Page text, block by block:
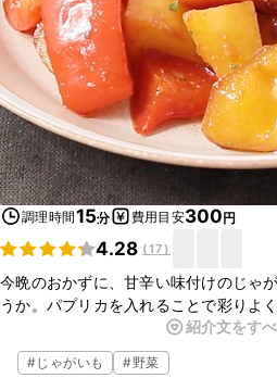
調理時間15分 費用目安300円
4.28 (17)
今晩のおかずに、甘辛い味付けのじゃ
うか。パプリカを入れることで彩りよ
食感と甘辛い味付けで、ごはんが進む
もぴったりです。ぜひ作ってみてくださ
紹介文をす
#じゃがいも #野菜